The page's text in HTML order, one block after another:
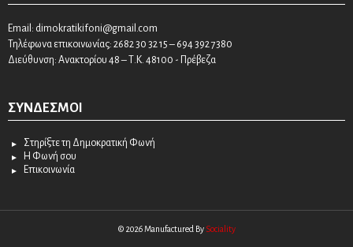
Email: dimokratikifoni@gmail.com
Τηλέφωνα επικοινωνίας: 2682 30 32 15 – 694 392 7380
Διεύθυνση: Ανακτορίου 48 – Τ.Κ. 48100 - Πρέβεζα
ΣΎΝΔΕΣΜΟΙ
Στηρίξτε τη Δημοκρατική Φωνή
Η Φωνή σου
Επικοινωνία
© 2026 Manufactured By Sociality